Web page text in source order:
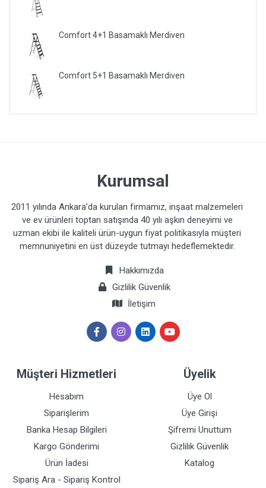
Comfort 4+1 Basamaklı Merdiven
Comfort 5+1 Basamaklı Merdiven
Kurumsal
2011 yılında Ankara’da kurulan firmamız, inşaat malzemeleri
ve ev ürünleri toptan satışında 40 yılı aşkın deneyimi ve
uzman ekibi ile kaliteli ürün-uygun fiyat politikasıyla müşteri
memnuniyetini en üst düzeyde tutmayı hedeflemektedir.
Hakkımızda
Gizlilik Güvenlik
İletişim
Müşteri Hizmetleri
Hesabım
Siparişlerim
Banka Hesap Bilgileri
Kargo Gönderimi
Ürün İadesi
Sipariş Ara - Sipariş Kontrol
Üyelik
Üye Ol
Üye Girişi
Şifremi Unuttum
Gizlilik Güvenlik
Katalog